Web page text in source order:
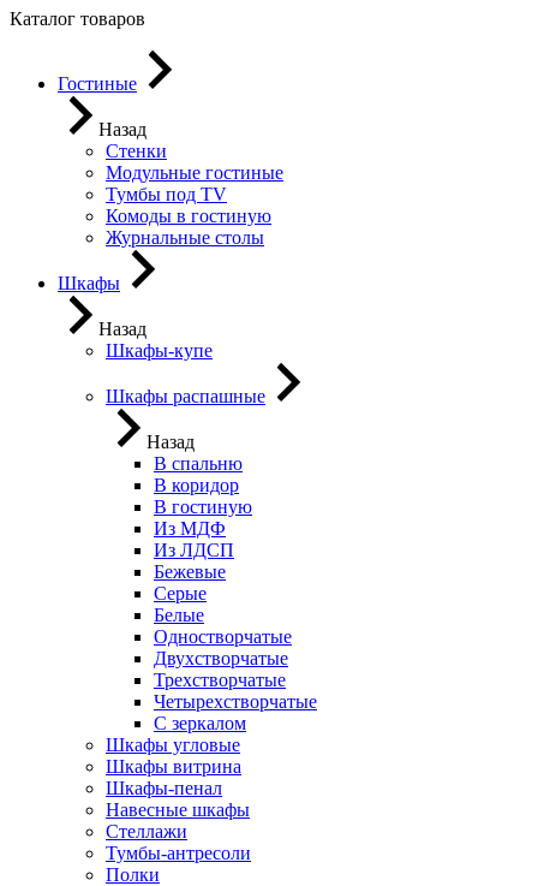
Каталог товаров
Гостиные
Назад
Стенки
Модульные гостиные
Тумбы под ТV
Комоды в гостиную
Журнальные столы
Шкафы
Назад
Шкафы-купе
Шкафы распашные
Назад
В спальню
В коридор
В гостиную
Из МДФ
Из ЛДСП
Бежевые
Серые
Белые
Одностворчатые
Двухстворчатые
Трехстворчатые
Четырехстворчатые
С зеркалом
Шкафы угловые
Шкафы витрина
Шкафы-пенал
Навесные шкафы
Стеллажи
Тумбы-антресоли
Полки